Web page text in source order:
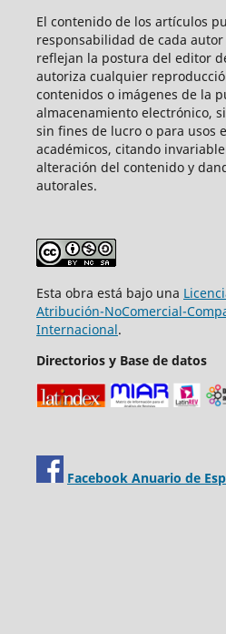
El contenido de los artículos
responsabilidad de cada
reflejan la postura del editor
autoriza cualquier
contenidos o imágenes de la
almacenamiento electrónico,
sin fines de lucro o para usos
académicos, citando
alteración del contenido y
autorales.
Esta obra está bajo una
Atribución-NoComercial-
Internacional.
Directorios y Base de datos
Facebook Anuario de